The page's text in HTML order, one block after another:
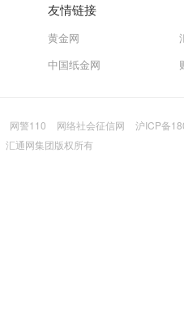
友情链接
黄金网
中国纸金网
网警110 网络社会征信网
沪ICP备
汇通网集团版权所有